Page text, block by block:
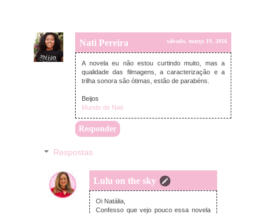
Nati Pereira sábado, março 19, 2016
A novela eu não estou curtindo muito, mas a
qualidade das filmagens, a caracterização e a
trilha sonora são ótimas, estão de parabéns.
Beijos
Mundo de Nati
Responder
Respostas
Lulu on the sky
domingo, março 20, 2016
Oi Natália,
Confesso que vejo pouco essa novela